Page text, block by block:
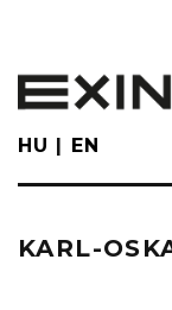
main
content
HU EN
KARL-